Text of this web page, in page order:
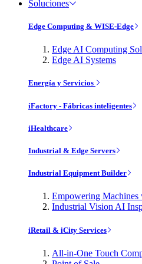
Soluciones
Edge Computing & WISE-Edge
Edge AI Computing
Edge AI Systems
Energía y Servicios
iFactory - Fábricas inteligentes
iHealthcare
Industrial & Edge Servers
Industrial Equipment Builder
Empowering
Industrial Vision AI
iRetail & iCity Services
All-in-One Touch